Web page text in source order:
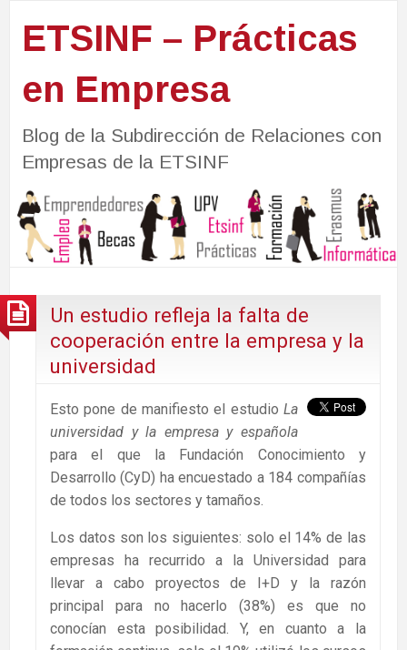
ETSINF – Prácticas
en Empresa
Blog de la Subdirección de Relaciones con
Empresas de la ETSINF
Un estudio refleja la falta de
cooperación entre la empresa y la
universidad
Esto pone de manifiesto el estudio La
universidad y la empresa y española
para el que la Fundación Conocimiento y
Desarrollo (CyD) ha encuestado a 184 compañías
de todos los sectores y tamaños.
Los datos son los siguientes: solo el 14% de las
empresas ha recurrido a la Universidad para
llevar a cabo proyectos de I+D y la razón
principal para no hacerlo (38%) es que no
conocían esta posibilidad. Y, en cuanto a la